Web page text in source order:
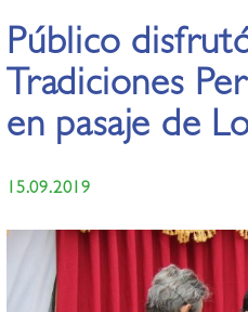
Público
Tradiciones
en pasaje de
15.09.2019